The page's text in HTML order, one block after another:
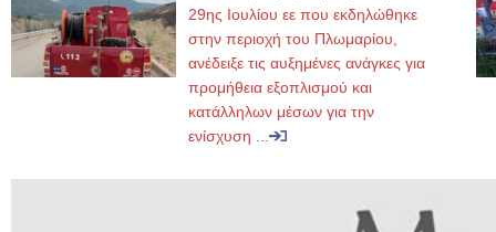
29ης Ιουλίου εε που εκδηλώθηκε
στην περιοχή του Πλωμαρίου,
ανέδειξε τις αυξημένες ανάγκες για
προμήθεια εξοπλισμού και
κατάλληλων μέσων για την
ενίσχυση ...